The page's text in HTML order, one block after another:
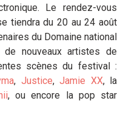
Le rendez-vous
tiendra du 20 au 24 août
du Domaine national
de nouveaux artistes de
scènes du festival :
, Justice,Jamie XX, la
, ou encore la pop star